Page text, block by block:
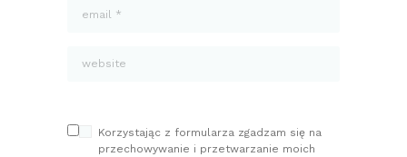
Korzystając z formularza zgadzam się na
przechowywanie i przetwarzanie moich